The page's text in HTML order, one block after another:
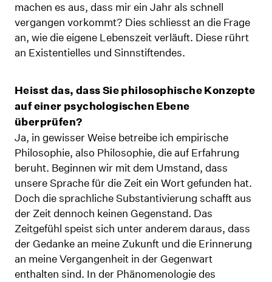
machen es aus, dass mir ein Jahr als schnell
vergangen vorkommt? Dies schliesst an die Frage
an, wie die eigene Lebenszeit verläuft. Diese rührt
an Existentielles und Sinnstiftendes.
Heisst das, dass Sie philosophische Konzepte
auf einer psychologischen Ebene
überprüfen?
Ja, in gewisser Weise betreibe ich empirische
Philosophie, also Philosophie, die auf Erfahrung
beruht. Beginnen wir mit dem Umstand, dass
unsere Sprache für die Zeit ein Wort gefunden hat.
Doch die sprachliche Substantivierung schafft aus
der Zeit dennoch keinen Gegenstand. Das
Zeitgefühl speist sich unter anderem daraus, dass
der Gedanke an meine Zukunft und die Erinnerung
an meine Vergangenheit in der Gegenwart
enthalten sind. In der Phänomenologie des